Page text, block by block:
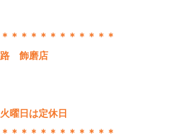
＊＊＊＊＊＊＊＊＊＊＊
路 飾磨店
曜日は定休日
＊＊＊＊＊＊＊＊＊＊＊